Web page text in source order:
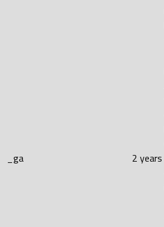
_ga 2 years